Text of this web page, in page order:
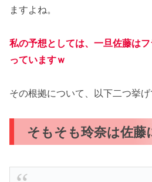
ますよね。
私の予想としては、一旦佐藤は
っていますｗ
その根拠について、以下二つ挙げ
そもそも玲奈は佐藤